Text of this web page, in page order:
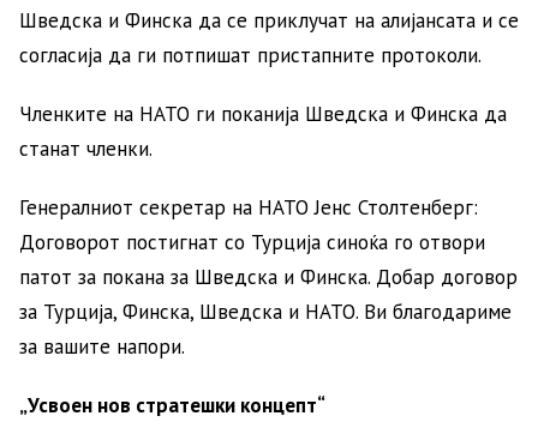
Шведска и Финска да се приклучат на алијансата и се
согласија да ги потпишат пристапните протоколи.
Членките на НАТО ги поканија Шведска и Финска да
станат членки.
Генералниот секретар на НАТО Јенс Столтенберг:
Договорот постигнат со Турција синоќа го отвори
патот за покана за Шведска и Финска. Добар договор
за Турција, Финска, Шведска и НАТО. Ви благодариме
за вашите напори.
„Усвоен нов стратешки концепт“